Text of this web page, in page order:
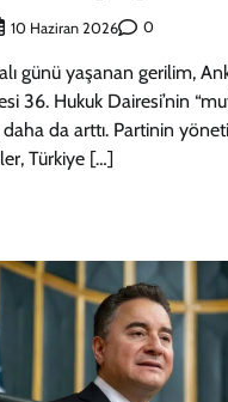
10 Haziran 2026 0
günü yaşanan gerilim,
36. Hukuk Dairesi’nin
da arttı. Partinin
Türkiye […]